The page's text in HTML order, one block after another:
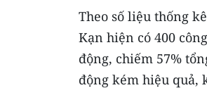
Theo số liệu thống
Kạn hiện có 400
động, chiếm 57%
động kém hiệu quả,